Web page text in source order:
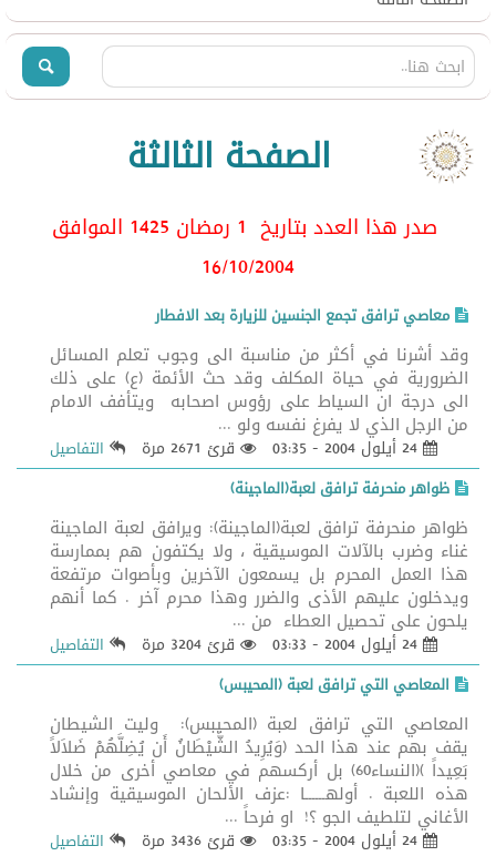
الصفحة الثالثة
صدر هذا العدد بتاريخ 1 رمضان 1425 الموافق
16/10/2004
معاصي ترافق تجمع الجنسين للزيارة بعد الافطار
وقد أشرنا في أكثر من مناسبة الى وجوب تعلم المسائل
الضرورية في حياة المكلف وقد حث الأئمة (ع) على ذلك
الى درجة ان السياط على رؤوس اصحابه ويتأفف الامام
من الرجل الذي لا يفرغ نفسه ولو ...
قرئ 2671 مرة
التفاصيل
ظواهر منحرفة ترافق لعبة(الماجينة)
ظواهر منحرفة ترافق لعبة(الماجينة): ويرافق لعبة الماجينة
غناء وضرب بالآلات الموسيقية ، ولا يكتفون هم بممارسة
هذا العمل المحرم بل يسمعون الآخرين وبأصوات مرتفعة
ويدخلون عليهم الأذى والضرر وهذا محرم آخر . كما أنهم
يلحون على تحصيل العطاء من ...
قرئ 3204 مرة
التفاصيل
المعاصي التي ترافق لعبة (المحيبس)
المعاصي التي ترافق لعبة (المحيبس): وليت الشيطان
يقف بهم عند هذا الحد (وَيُرِيدُ الشَّيْطَانُ أَن يُضِلَّهُمْ ضَلاَلاً
بَعِيداً )(النساء60) بل أركسهم في معاصي أخرى من خلال
هذه اللعبة . أولهــــــا :عزف الألحان الموسيقية وإنشاد
الأغاني لتلطيف الجو ؟! او فرحاً ...
24 أيلول 2004 - 03:35 قرئ 3436 مرة
التفاصيل